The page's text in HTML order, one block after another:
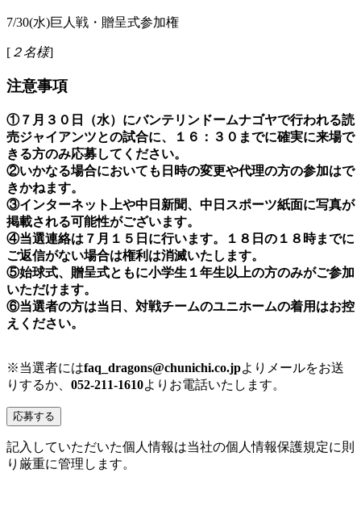
7/30(水)巨人戦・贈呈式参加権
[ ２名様]
注意事項
①７月３０日（水）にバンテリンドームナゴヤで行われる読
売ジャイアンツとの試合に、１６：３０までに確実に来場で
きる方のみ応募してください。
②いかなる場合においても日時の変更や代理の方の参加はで
きかねます。
③インターネット上や中日新聞、中日スポーツ紙面に写真が
掲載される可能性がございます。
④当選連絡は７月１５日に行います。１８日の１８時までに
ご返信がない場合は権利は消滅いたします。
⑤始球式、贈呈式ともに小学生１年生以上の方のみがご参加
いただけます。
⑥当選者の方は当日、対戦チームのユニホームの着用はお控
えください。
※当選者にはfaq_dragons@chunichi.co.jpよりメールをお送
りするか、 052-211-1610よりお電話いたします。
記入していただいた個人情報は当社の個人情報保護規定に則
り厳重に管理します。